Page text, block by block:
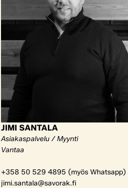
JIMI SANTALA
Asiakaspalvelu / Myynti
Vantaa
+358 50 529 4895 (myös Whatsapp)
jimi.santala@savorak.fi